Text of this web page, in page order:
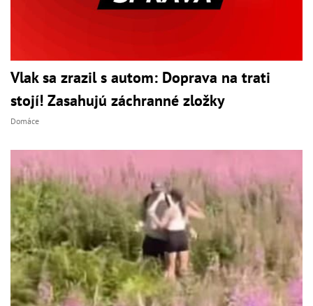
Vlak sa zrazil s autom: Doprava na trati
stojí! Zasahujú záchranné zložky
Domáce